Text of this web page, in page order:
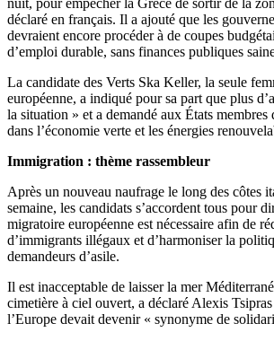
nuit, pour empêcher la Grèce de sortir de la
déclaré en français. Il a ajouté que les
devraient encore procéder à de coupes
d’emploi durable, sans finances publiques
La candidate des Verts Ska Keller, la seule
européenne, a indiqué pour sa part que plus
la situation » et a demandé aux États membres
dans l’économie verte et les énergies
Immigration : thème rassembleur
Après un nouveau naufrage le long des côtes
semaine, les candidats s’accordent tous pour
migratoire européenne est nécessaire afin de
d’immigrants illégaux et d’harmoniser la
demandeurs d’asile.
Il est inacceptable de laisser la mer
cimetière à ciel ouvert, a déclaré Alexis
l’Europe devait devenir « synonyme de